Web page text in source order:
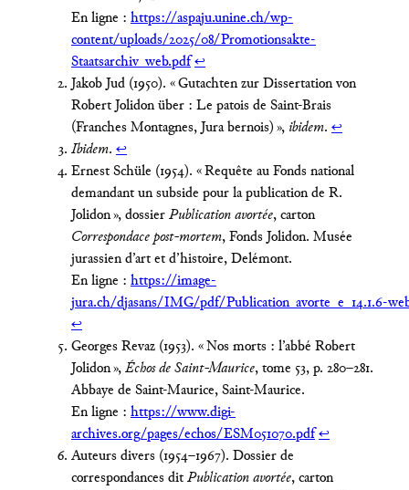
En ligne : https://aspaju.unine.ch/wp-
content/uploads/2025/08/Promotionsakte-
Staatsarchiv_web.pdf↩︎
Jakob Jud (1950). « Gutachten zur Dissertation von
Robert Jolidon über : Le patois de Saint-Brais
(Franches Montagnes, Jura bernois) », ibidem. ↩︎
Ibidem. ↩︎
Ernest Schüle (1954). « Requête au Fonds national
demandant un subside pour la publication de R.
Jolidon », dossierPublication avortée, carton
Correspondace post-mortem, Fonds Jolidon. Musée
jurassien d’art et d’histoire, Delémont.
En ligne : https://image-
jura.ch/djasans/IMG/pdf/
↩︎
Georges Revaz (1953). « Nos morts : l’abbé Robert
Jolidon »,Échos de Saint-Maurice, tome 53, p. 280 – 281.
Abbaye de Saint-Maurice, Saint-Maurice.
En ligne : https://www.digi-
archives.org/pages/echos/ESM051070.pdf↩︎
Auteurs divers (1954 – 1967). Dossier de
correspondances ditPublication avortée, carton